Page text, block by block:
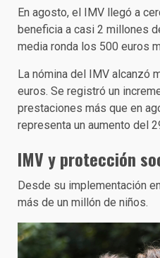
En agosto, el IMV llegó a
beneficia a casi 2 millones
media ronda los 500 euros
La nómina del IMV alcanzó
euros. Se registró un
prestaciones más que en
representa un aumento del
IMV y protección
Desde su implementación
más de un millón de niños.